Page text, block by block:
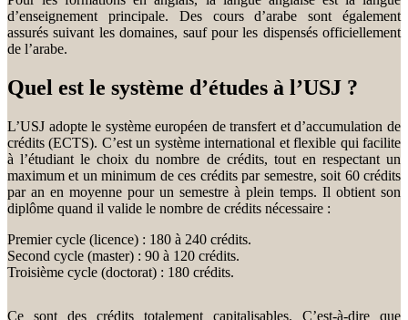
d’enseignement principale. Des cours d’arabe sont également
assurés suivant les domaines, sauf pour les dispensés officiellement
de l’arabe.
Quel est le système d’études à l’USJ ?
L’USJ adopte le système européen de transfert et d’accumulation de
crédits (ECTS). C’est un système international et flexible qui facilite
à l’étudiant le choix du nombre de crédits, tout en respectant un
maximum et un minimum de ces crédits par semestre, soit 60 crédits
par an en moyenne pour un semestre à plein temps. Il obtient son
diplôme quand il valide le nombre de crédits nécessaire :
Premier cycle (licence) : 180 à 240 crédits.
Second cycle (master) : 90 à 120 crédits.
Troisième cycle (doctorat) : 180 crédits.
Ce sont des crédits totalement capitalisables. C’est-à-dire que